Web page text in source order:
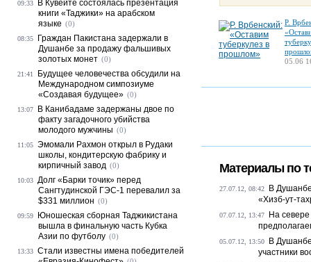
Р.
05.06
Материалы по
27.07.12, 08:42
В
«Хизб-ут-
07.07.12, 13:47
На
05.07.12, 13:50
В
участники
09:33
В Кувейте состоялась презентация
книги «Таджики» на арабском
языке (0)
08:35
Граждан Пакистана задержали в
Душанбе за продажу фальшивых
золотых монет (0)
21:41
Будущее человечества обсудили на
Международном симпозиуме
«Создавая будущее» (0)
13:07
В Канибадаме задержаны двое по
факту загадочного убийства
молодого мужчины (0)
11:05 Эмомали Рахмон открыл в Рудаки
школы, кондитерскую фабрику и
кирпичный завод (0)
10:03 Долг «Барки точик» перед
Сангтудинской ГЭС-1 перевалил за
$331 миллион (0)
09:59
Юношеская сборная Таджикистана
вышла в финальную часть Кубка
Азии по футболу (0)
13:33 Стали известны имена победителей